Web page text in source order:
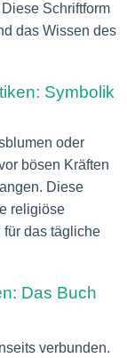
Schriftform
das Wissen des
Symbolik
oder
bösen Kräften
Diese
religiöse
das tägliche
Das Buch
verbunden.